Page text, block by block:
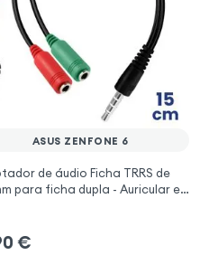
ASUS ZENFONE 6
de áudio Ficha TRRS de
para ficha dupla - Auricular e
€